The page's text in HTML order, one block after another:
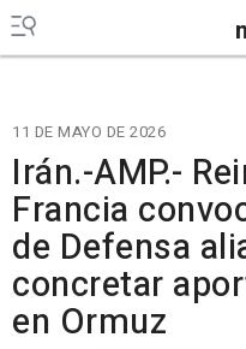
11 DE MAYO DE 2026
Irán.-AMP.-
Francia
de Defensa
concretar
en Ormuz